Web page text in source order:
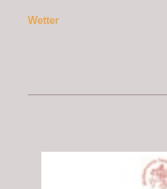
Wetter